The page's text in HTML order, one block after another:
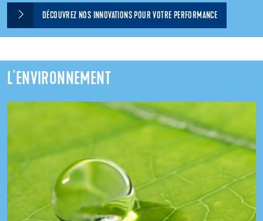
DÉCOUVREZ NOS INNOVATIONS POUR VOTRE PERFORMANCE
L'ENVIRONNEMENT